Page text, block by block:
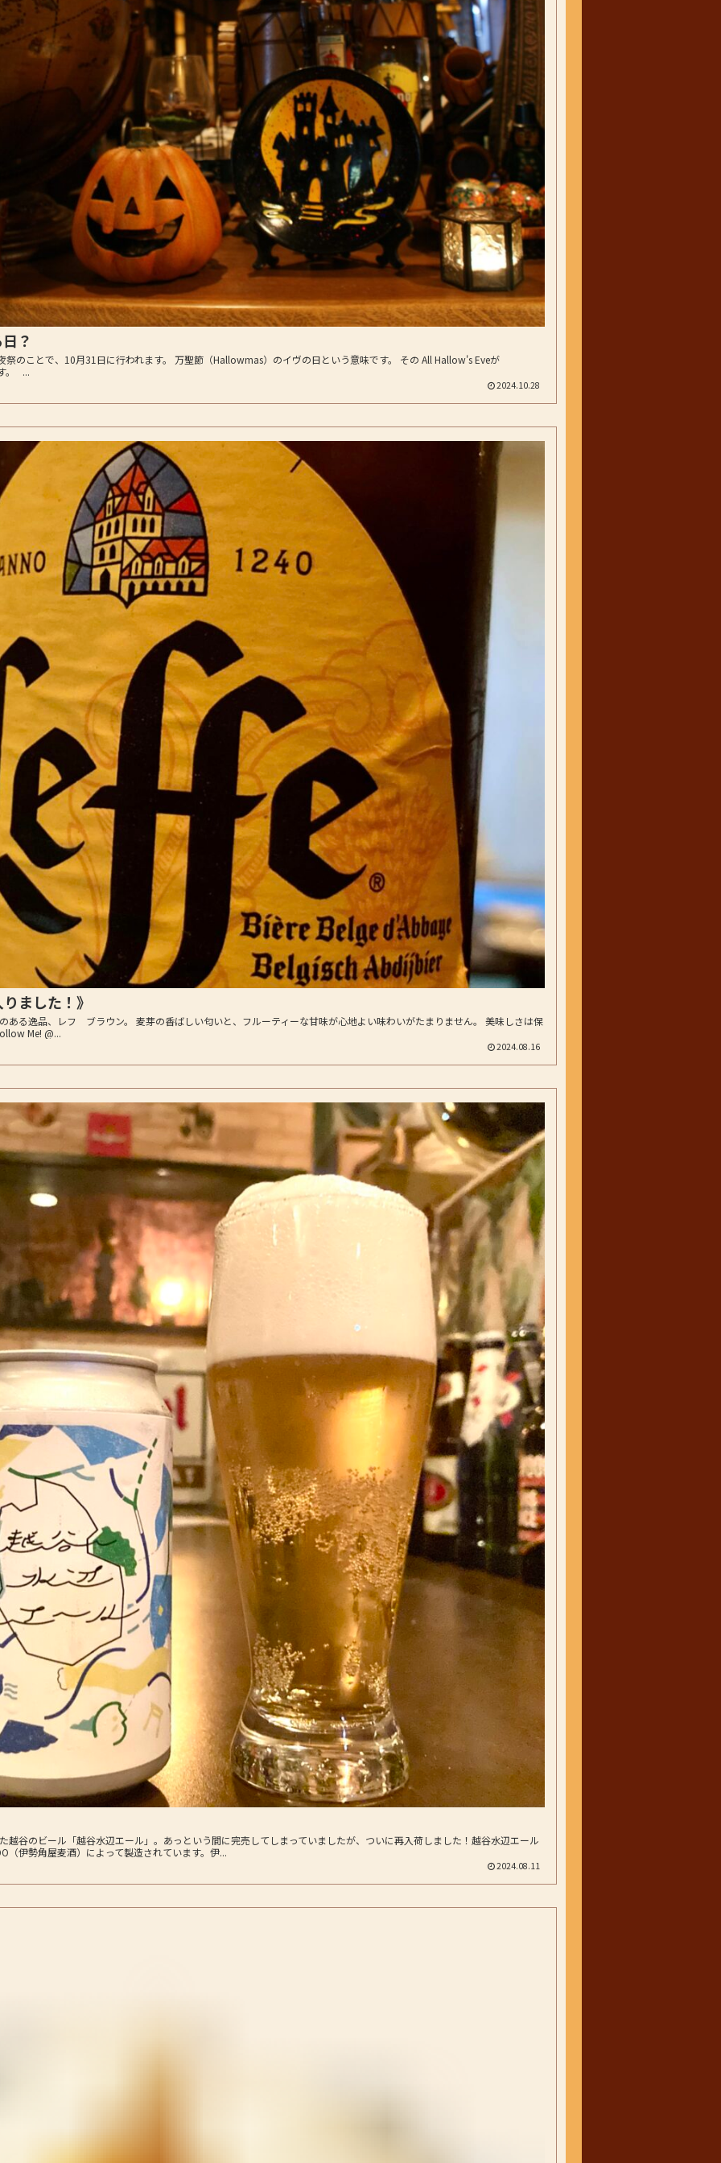
？
のことで、10月31日に行われます。 万聖節（Hallowmas）のイヴの日という意味です。 その All Hallow's Eveが
。 ...
2024.10.28
ました！》
ある逸品、レフ ブラウン。 麦芽の香ばしい匂いと、フルーティーな甘味が心地よい味わいがたまりません。 美味しさは保
Me! @...
2024.08.16
越谷のビール「越谷水辺エール」。あっという間に完売してしまっていましたが、ついに再入荷しました！越谷水辺エール
（伊勢角屋麦酒）によって製造されています。伊...
2024.08.11